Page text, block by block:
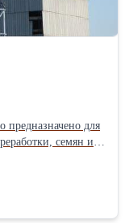
предназначено для
семян и
близкой к ней
Собственное